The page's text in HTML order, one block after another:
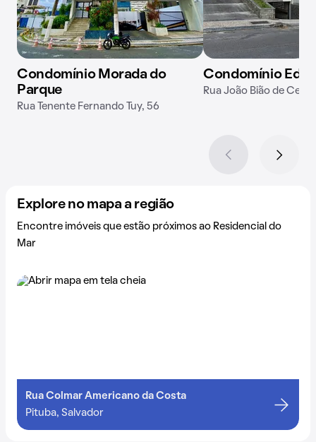
Condomínio Morada do
Parque
Rua Tenente Fernando Tuy, 56
Condomínio Ed.
Rua João Bião de
Explore no mapa a região
Encontre imóveis que estão próximos ao Residencial do
Mar
Rua Colmar Americano da Costa
Pituba, Salvador